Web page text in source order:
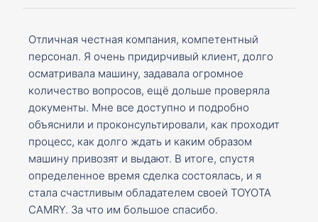
Отличная честная компания, компетентный
персонал. Я очень придирчивый клиент, долго
осматривала машину, задавала огромное
количество вопросов, ещё дольше проверяла
документы. Мне все доступно и подробно
объяснили и проконсультировали, как проходит
процесс, как долго ждать и каким образом
машину привозят и выдают. В итоге, спустя
определенное время сделка состоялась, и я
стала счастливым обладателем своей TOYOTA
CAMRY. За что им большое спасибо.